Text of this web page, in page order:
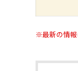
※最新の情報